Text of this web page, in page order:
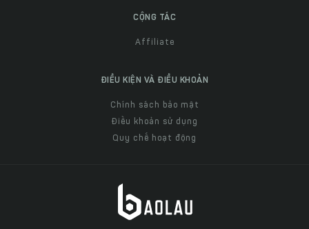
CỘNG TÁC
Affiliate
ĐIỀU KIỆN VÀ ĐIỀU KHOẢN
Chính sách bảo mật
Điều khoản sử dụng
Quy chế hoạt động